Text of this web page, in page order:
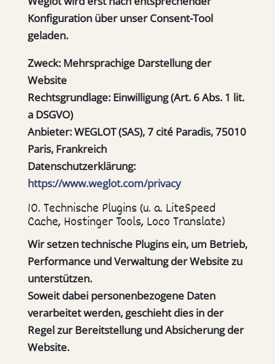
Konfiguration über unser Consent-Tool
geladen.
Zweck:Mehrsprachige Darstellung der
Website
Rechtsgrundlage:Einwilligung (Art. 6 Abs. 1 lit.
a DSGVO)
Anbieter:WEGLOT (SAS), 7 cité Paradis, 75010
Paris, Frankreich
Datenschutzerklärung:
https://www.weglot.com/privacy
10. Technische Plugins (u. a. LiteSpeed
Cache, Hostinger Tools, Loco Translate)
Wir setzen technische Plugins ein, um Betrieb,
Performance und Verwaltung der Website zu
unterstützen.
Soweit dabei personenbezogene Daten
verarbeitet werden, geschieht dies in der
Regel zur Bereitstellung und Absicherung der
Website.